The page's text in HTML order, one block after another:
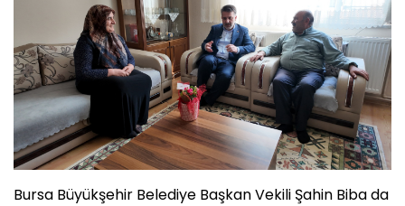
Bursa Büyükşehir Belediye Başkan Vekili Şahin Biba da